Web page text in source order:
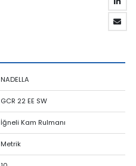
NADELLA
GCR 22 EE SW
İğneli Kam Rulmanı
Metrik